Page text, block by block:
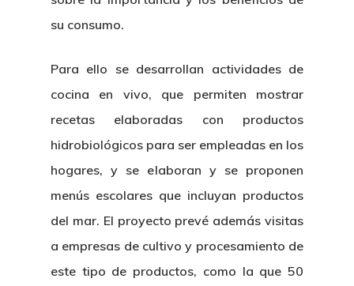
su consumo.
Para ello se desarrollan actividades de
cocina en vivo, que permiten mostrar
recetas elaboradas con productos
hidrobiológicos para ser empleadas en los
hogares, y se elaboran y se proponen
menús escolares que incluyan productos
del mar. El proyecto prevé además visitas
a empresas de cultivo y procesamiento de
este tipo de productos, como la que 50